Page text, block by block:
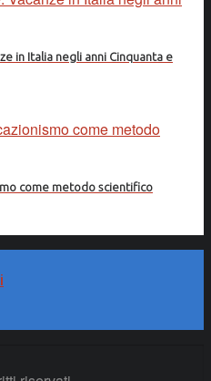
in Italia negli anni Cinquanta e
come metodo scientifico